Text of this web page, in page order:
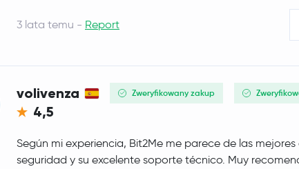
3 lata temu - Report
volivenza Zweryfikowany zakup
4,5
Según mi experiencia, Bit2Me me parece de las
seguridad y su excelente soporte técnico. Muy